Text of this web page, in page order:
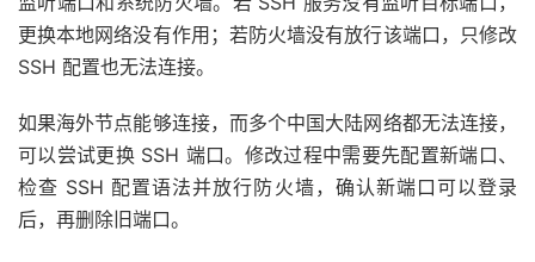
更换本地网络没有作用；若防火墙没有放行该端口，只修改
SSH 配置也无法连接。
如果海外节点能够连接，而多个中国大陆网络都无法连接，
可以尝试更换 SSH 端口。修改过程中需要先配置新端口、
检查 SSH 配置语法并放行防火墙，确认新端口可以登录
后，再删除旧端口。